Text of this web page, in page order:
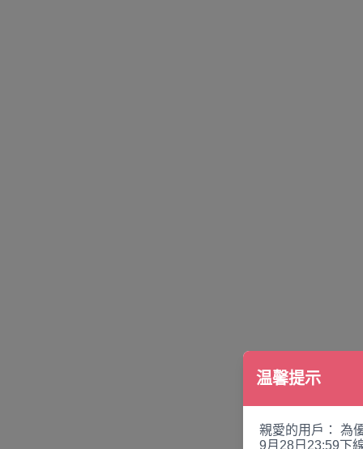
温馨提示
親愛的用戶： 為
9月28日23:59下